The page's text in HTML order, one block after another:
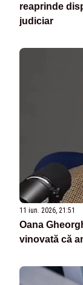
reaprinde
judiciar
11 iun. 2026, 21:51
Oana
vinovată că